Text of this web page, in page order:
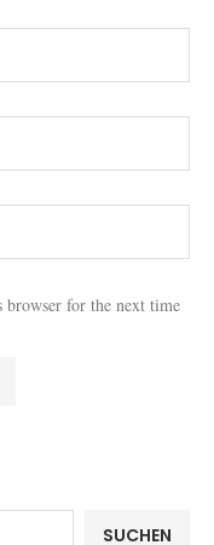
browser for the next time
SUCHEN